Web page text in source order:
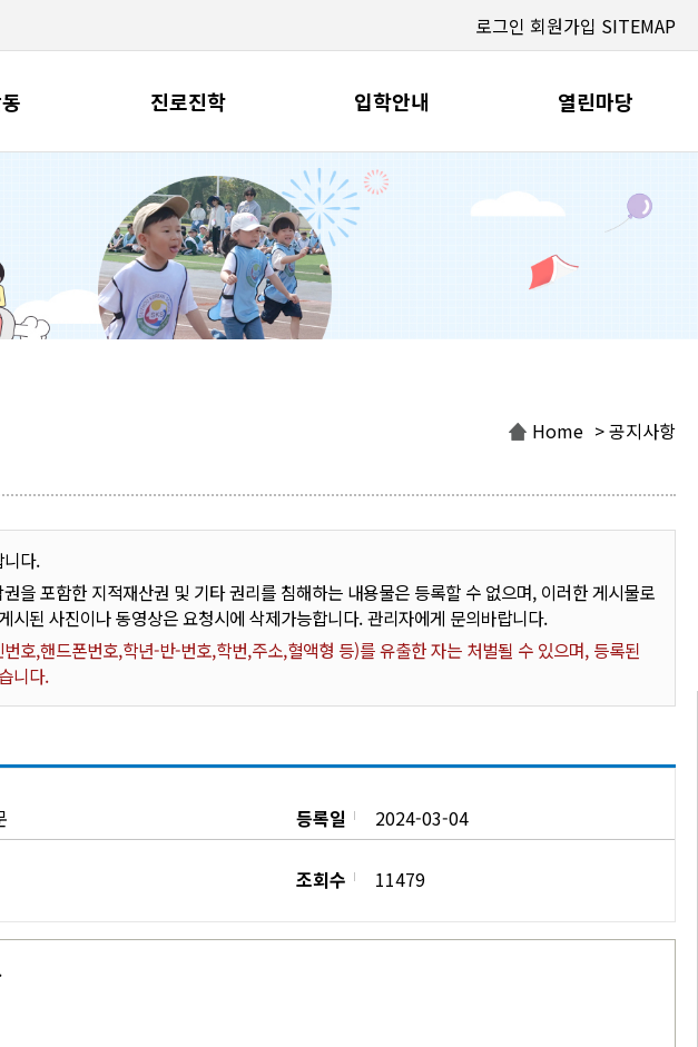
로그인 회원가입 SITEMAP
진로진학 입학안내 열린마당
Home > 공지사항
다.
을 포함한 지적재산권 및 기타 권리를 침해하는 내용물은 등록할 수 없으며, 이러한 게시물로
된 사진이나 동영상은 요청시에 삭제가능합니다. 관리자에게 문의바랍니다.
호,핸드폰번호,학년-반-번호,학번,주소,혈액형 등)를 유출한 자는 처벌될 수 있으며, 등록된
니다.
등록일 2024-03-04
조회수 11479